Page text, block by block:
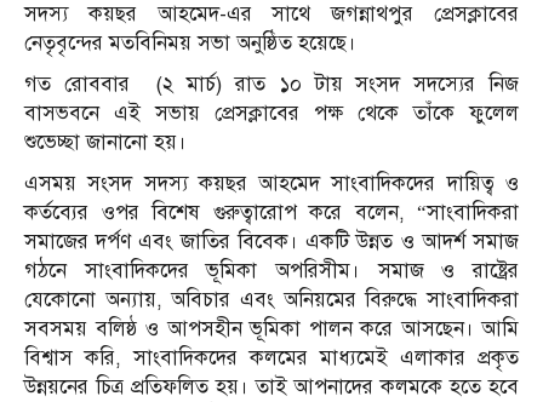
সদস্য কয়ছর আহমেদ-এর সাথে জগন্নাথপুর প্রেসক্লাবের
নেতৃবৃন্দের মতবিনিময় সভা অনুষ্ঠিত হয়েছে।
গত রোববার
(২ মার্চ) রাত ১০ টায় সংসদ সদস্যের নিজ
বাসভবনে এই সভায় প্রেসক্লাবের পক্ষ থেকে তাঁকে ফুলেল
শুভেচ্ছা জানানো হয়।
এসময় সংসদ সদস্য কয়ছর আহমেদ সাংবাদিকদের দায়িত্ব ও
কর্তব্যের ওপর বিশেষ গুরুত্বারোপ করে বলেন, “সাংবাদিকরা
সমাজের দর্পণ এবং জাতির বিবেক। একটি উন্নত ও আদর্শ সমাজ
গঠনে সাংবাদিকদের ভূমিকা অপরিসীম। সমাজ ও রাষ্ট্রের
যেকোনো অন্যায়, অবিচার এবং অনিয়মের বিরুদ্ধে সাংবাদিকরা
সবসময় বলিষ্ঠ ও আপসহীন ভূমিকা পালন করে আসছেন। আমি
বিশ্বাস করি, সাংবাদিকদের কলমের মাধ্যমেই এলাকার প্রকৃত
উন্নয়নের চিত্র প্রতিফলিত হয়। তাই আপনাদের কলমকে হতে হবে